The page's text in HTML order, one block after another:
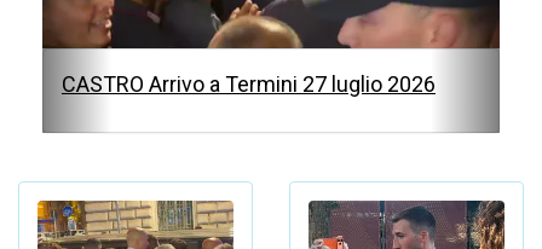
CASTRO Arrivo a Termini 27 luglio 2026